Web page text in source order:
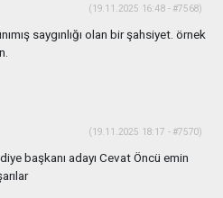
(19.11.2025 16:48 - #7568)
saygınlığı olan bir şahsiyet. örnek
(19.11.2025 18:17 - #7570)
başkanı adayı Cevat Öncü emin